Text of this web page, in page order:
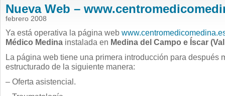
Nueva Web –
febrero 2008
Ya está operativa la página web
Médico Medina instalada en Medina del Campo e Íscar
La página web tiene una primera introducción para después
estructurado de la siguiente manera:
– Oferta asistencial.